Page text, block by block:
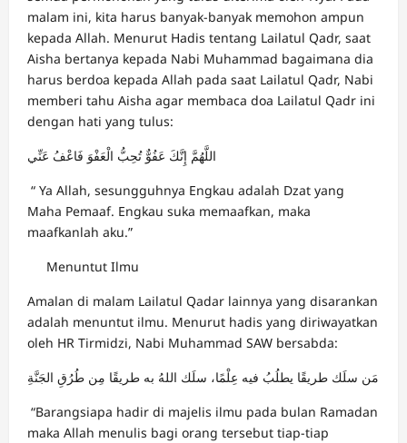
malam ini, kita harus banyak-banyak memohon ampun
kepada Allah. Menurut Hadis tentang Lailatul Qadr, saat
Aisha bertanya kepada Nabi Muhammad bagaimana dia
harus berdoa kepada Allah pada saat Lailatul Qadr, Nabi
memberi tahu Aisha agar membaca doa Lailatul Qadr ini
dengan hati yang tulus:
اللَّهُمَّ إِنَّكَ عَفُوٌّ تُحِبُّ الْعَفْوَ فَاعْفُ عَنِّي
“ Ya Allah, sesungguhnya Engkau adalah Dzat yang
Maha Pemaaf. Engkau suka memaafkan, maka
maafkanlah aku.”
Menuntut Ilmu
Amalan di malam Lailatul Qadar lainnya yang disarankan
adalah menuntut ilmu. Menurut hadis yang diriwayatkan
oleh HR Tirmidzi, Nabi Muhammad SAW bersabda:
مَن سلَك طريقًا يطلُبُ فيه عِلْمًا، سلَك اللهُ به طريقًا مِن طُرُقِ الجَنَّةِ
“Barangsiapa hadir di majelis ilmu pada bulan Ramadan
maka Allah menulis bagi orang tersebut tiap-tiap